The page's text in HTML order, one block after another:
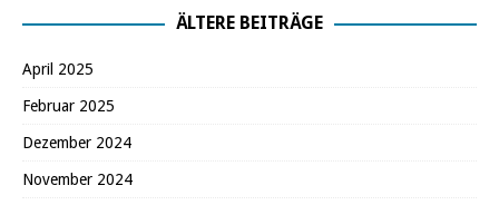
ÄLTERE BEITRÄGE
April 2025
Februar 2025
Dezember 2024
November 2024